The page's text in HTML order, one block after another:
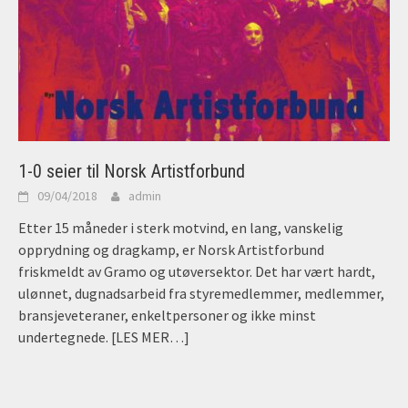
1-0 seier til Norsk Artistforbund
09/04/2018 admin
Etter 15 måneder i sterk motvind, en lang, vanskelig
opprydning og dragkamp, er Norsk Artistforbund
friskmeldt av Gramo og utøversektor. Det har vært hardt,
ulønnet, dugnadsarbeid fra styremedlemmer, medlemmer,
bransjeveteraner, enkeltpersoner og ikke minst
undertegnede. [LES MER…]